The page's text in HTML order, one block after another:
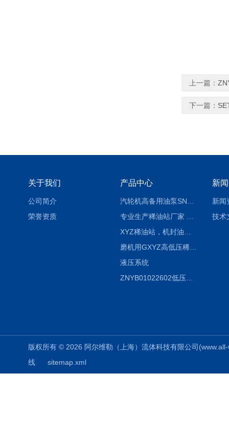
上一篇：
下一篇：
关于我们
公司简介
荣誉资质
产品中心
磨机用GXYZ高低压稀油站，静压油润滑系统
液压系统
ZNYB01022602低压螺杆泵
新
新闻
技术
版权所有 © 2026 阿尔维勒（上海）流体科技有限公司
线
sitemap.xml